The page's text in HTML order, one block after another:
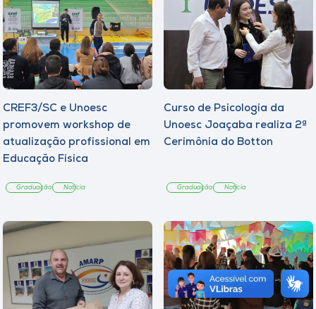
CREF3/SC e Unoesc
promovem workshop de
atualização profissional em
Educação Física
Graduação Notícia
Curso de Psicologia da
Unoesc Joaçaba realiza 2ª
Cerimônia do Botton
Graduação Notícia